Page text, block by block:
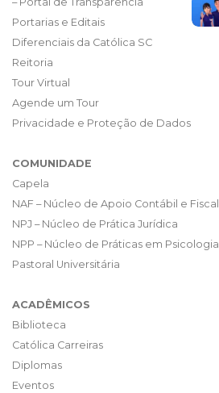
Portarias e Editais
Diferenciais da Católica SC
Reitoria
Tour Virtual
Agende um Tour
Privacidade e Proteção de Dados
COMUNIDADE
Capela
NAF – Núcleo de Apoio Contábil e Fiscal
NPJ – Núcleo de Prática Jurídica
NPP – Núcleo de Práticas em Psicologia
Pastoral Universitária
ACADÊMICOS
Biblioteca
Católica Carreiras
Diplomas
Eventos